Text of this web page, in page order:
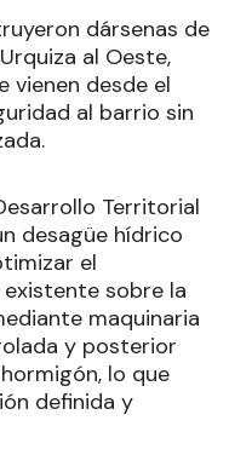
dársenas de
al Oeste,
vienen desde el
al barrio sin
Territorial
desagüe hídrico
el
sobre la
maquinaria
y posterior
lo que
definida y